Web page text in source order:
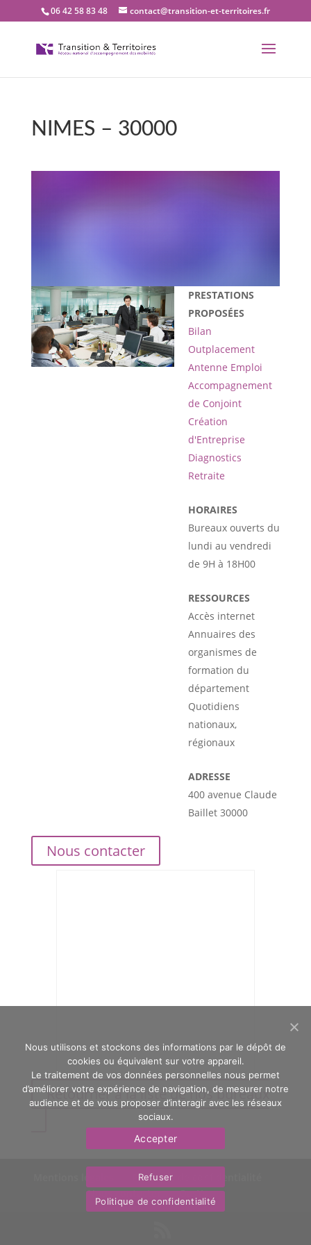
06 42 58 83 48 contact@transition-et-territoires.fr
NIMES – 30000
bureau Transition et
PRESTATIONS
PROPOSÉES
Bilan
Outplacement
Antenne Emploi
Accompagnement
de Conjoint
Création
d'Entreprise
Diagnostics
Retraite
HORAIRES
Bureaux ouverts du
lundi au vendredi
de 9H à 18H00
RESSOURCES
Accès internet
Annuaires des
organismes de
formation du
département
Quotidiens
nationaux,
régionaux
ADRESSE
400 avenue Claude
Baillet 30000
Nous contacter
Retourner à la liste de nos bureaux
Politique de confidentialité
Nous contacter
OasYs
Nous utilisons et stockons des informations par le dépôt de
cookies ou équivalent sur votre appareil.
Le traitement de vos données personnelles nous permet
d’améliorer votre expérience de navigation, de mesurer notre
audience et de vous proposer d’interagir avec les réseaux
sociaux.
Accepter
Refuser
Politique de confidentialité